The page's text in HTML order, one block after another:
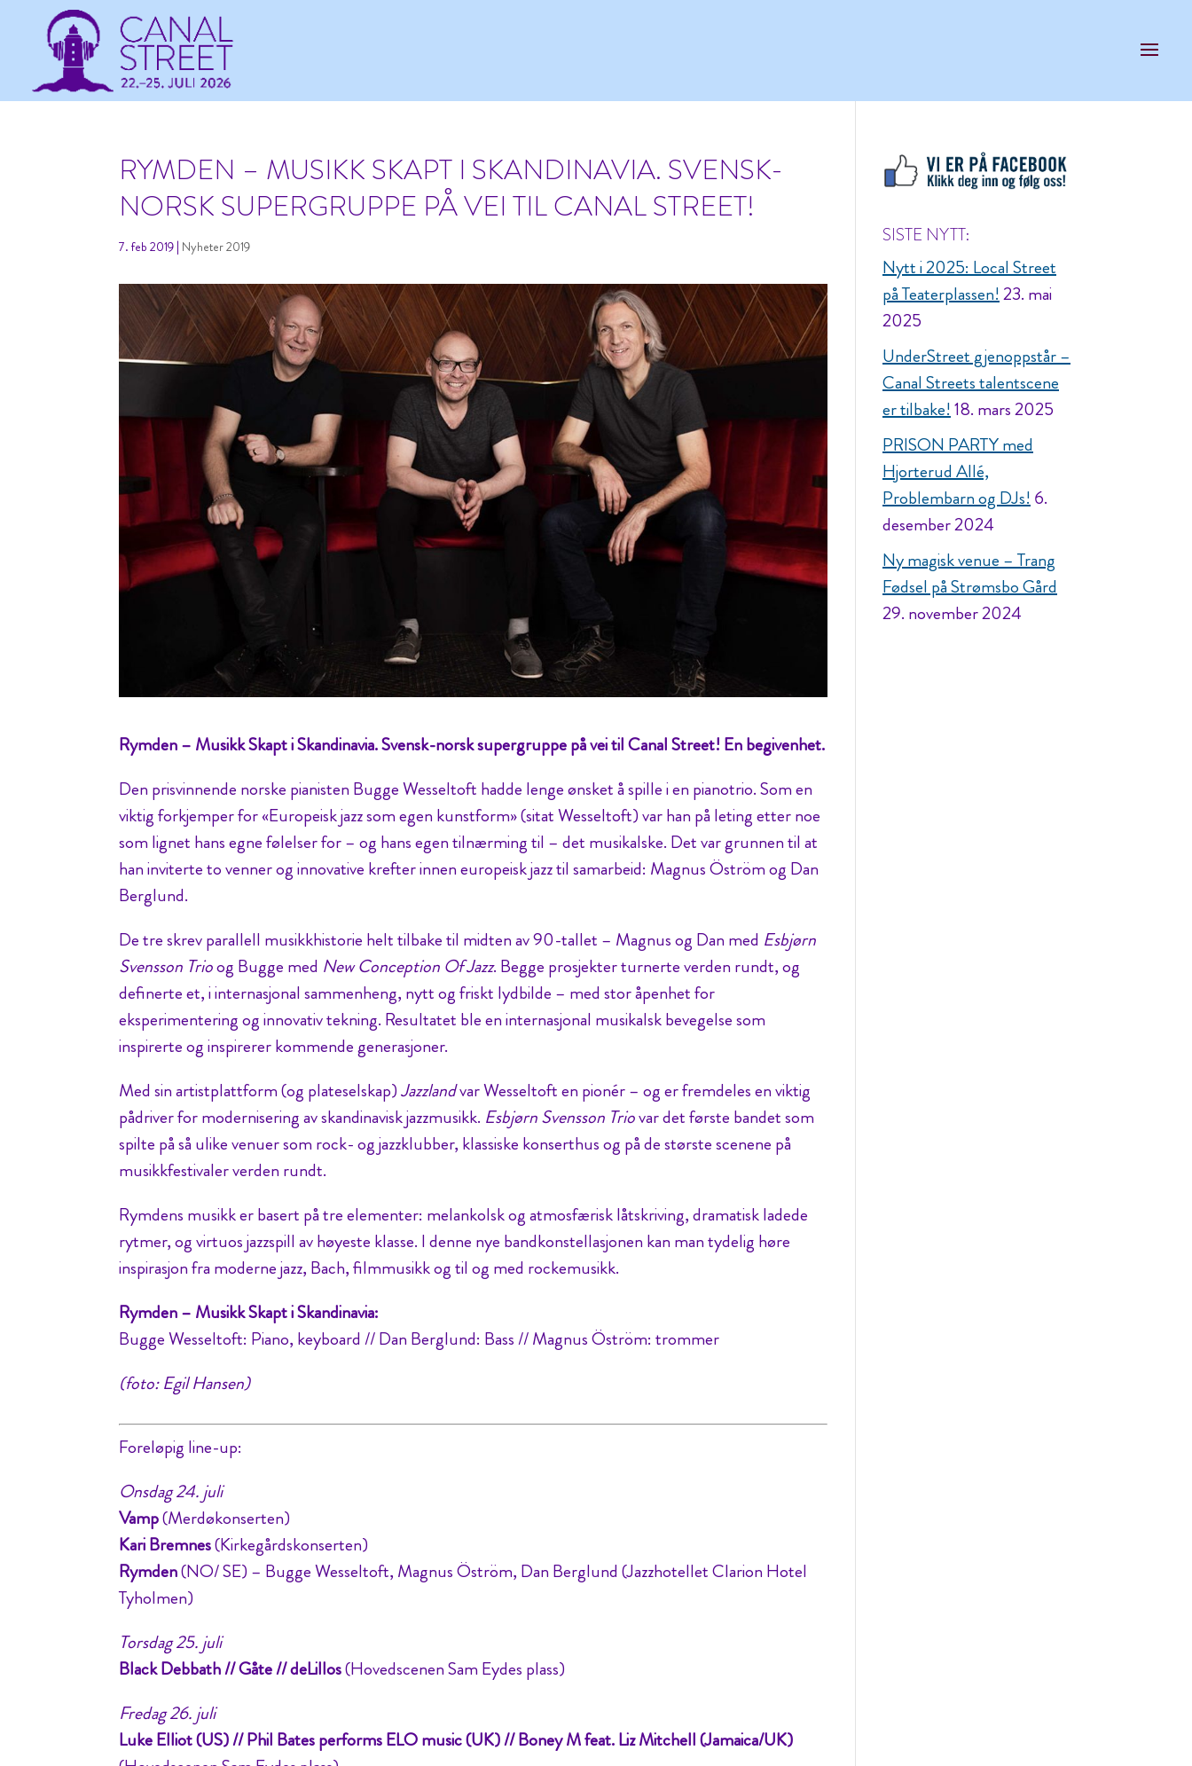
RYMDEN – MUSIKK SKAPT I SKANDINAVIA. SVENSK-
NORSK SUPERGRUPPE PÅ VEI TIL CANAL STREET!
7. feb 2019 | Nyheter 2019
Rymden – Musikk Skapt i Skandinavia. Svensk-norsk supergruppe på vei til Canal Street! En begivenhet.
Den prisvinnende norske pianisten Bugge Wesseltoft hadde lenge ønsket å spille i en pianotrio. Som en
viktig forkjemper for «Europeisk jazz som egen kunstform» (sitat Wesseltoft) var han på leting etter noe
som lignet hans egne følelser for – og hans egen tilnærming til – det musikalske. Det var grunnen til at
han inviterte to venner og innovative krefter innen europeisk jazz til samarbeid: Magnus Öström og Dan
Berglund.
De tre skrev parallell musikkhistorie helt tilbake til midten av 90-tallet – Magnus og Dan med Esbjørn
Svensson Trioog Bugge med New Conception Of Jazz. Begge prosjekter turnerte verden rundt, og
definerte et, i internasjonal sammenheng, nytt og friskt lydbilde – med stor åpenhet for
eksperimentering og innovativ tekning. Resultatet ble en internasjonal musikalsk bevegelse som
inspirerte og inspirerer kommende generasjoner.
Med sin artistplattform (og plateselskap)Jazzlandvar Wesseltoft en pionér – og er fremdeles en viktig
pådriver for modernisering av skandinavisk jazzmusikk. Esbjørn Svensson Triovar det første bandet som
spilte på så ulike venuer som rock- og jazzklubber, klassiske konserthus og på de største scenene på
musikkfestivaler verden rundt.
Rymdens musikk er basert på tre elementer: melankolsk og atmosfærisk låtskriving, dramatisk ladede
rytmer, og virtuos jazzspill av høyeste klasse. I denne nye bandkonstellasjonen kan man tydelig høre
inspirasjon fra moderne jazz, Bach, filmmusikk og til og med rockemusikk.
Rymden – Musikk Skapt i Skandinavia:
Bugge Wesseltoft: Piano, keyboard // Dan Berglund: Bass // Magnus Öström: trommer
(foto: Egil Hansen)
Foreløpig line-up:
Onsdag 24. juli
Vamp(Merdøkonserten)
Kari Bremnes(Kirkegårdskonserten)
Rymden(NO/ SE) – Bugge Wesseltoft, Magnus Öström, Dan Berglund (Jazzhotellet Clarion Hotel
Tyholmen)
Torsdag 25. juli
Black Debbath // Gåte // deLillos(Hovedscenen Sam Eydes plass)
Fredag 26. juli
Luke Elliot (US) // Phil Bates performs ELO music (UK) // Boney M feat. Liz Mitchell (Jamaica/UK)
SISTE NYTT:
Nytt i 2025: Local Street
på Teaterplassen!23. mai
2025
UnderStreet gjenoppstår –
Canal Streets talentscene
er tilbake!18. mars 2025
PRISON PARTY med
Hjorterud Allé,
Problembarn og DJs! 6.
desember 2024
Ny magisk venue – Trang
Fødsel på Strømsbo Gård
29. november 2024